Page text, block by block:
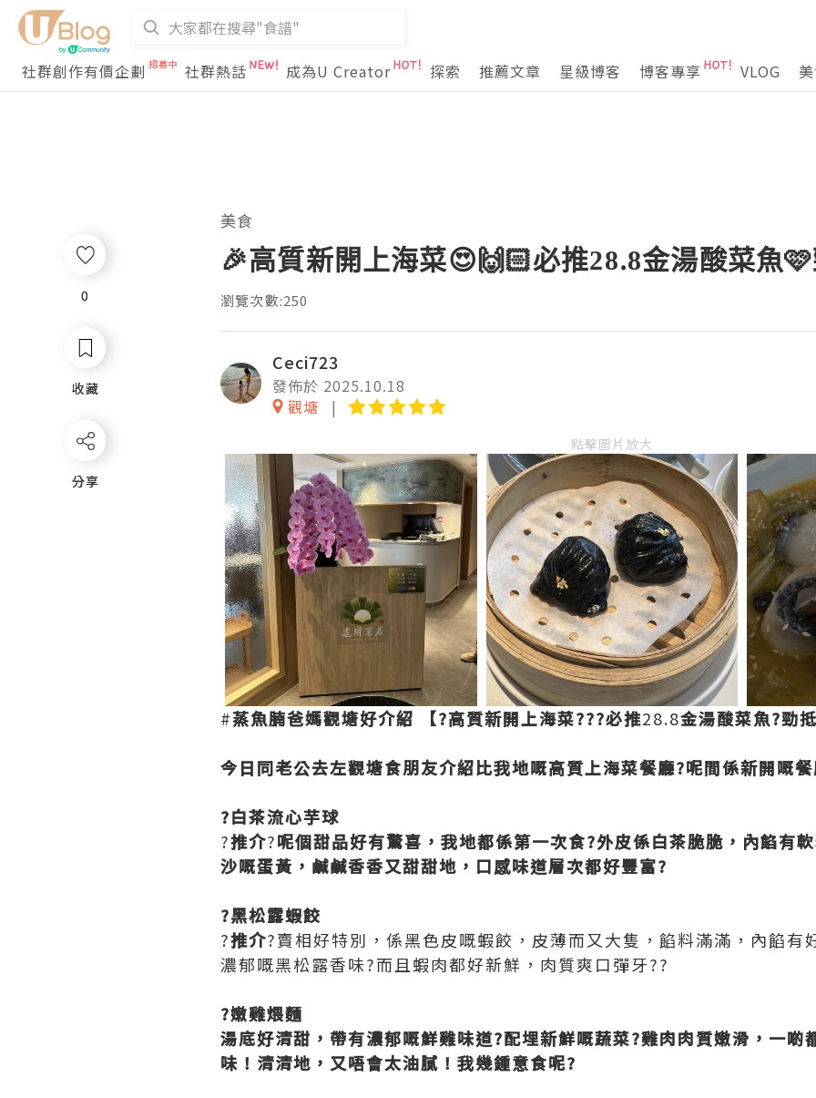
社群創作有價企劃
社群熱話 成為U Creator 探索 推薦文章 星級博客 博客專享 VLOG
0
收藏
分享
美食
🎉高質新開上海菜😍🙌🏻必推28.8金湯酸菜魚🩷
瀏覽次數:250
Ceci723
發佈於 2025.10.18
觀塘
點擊圖片放大
#蒸魚腩爸媽觀塘好介紹 【?高質新開上海菜???必推28.8金湯酸菜魚?勁抵
今日同老公去左觀塘食朋友介紹比我地嘅高質上海菜餐廳?呢間係新開嘅餐
?白茶流心芋球
?推介?呢個甜品好有驚喜，我地都係第一次食?外皮係白茶脆脆，內餡有
沙嘅蛋黃，鹹鹹香香又甜甜地，口感味道層次都好豐富?
?黑松露蝦餃
?推介?賣相好特別，係黑色皮嘅蝦餃，皮薄而又大隻，餡料滿滿，內餡有
濃郁嘅黑松露香味?而且蝦肉都好新鮮，肉質爽口彈牙??
?嫩雞煨麵
湯底好清甜，帶有濃郁嘅鮮雞味道?配埋新鮮嘅蔬菜?雞肉肉質嫩滑，一啲
味！清清地，又唔會太油膩！我幾鍾意食呢?
0
收藏
分享